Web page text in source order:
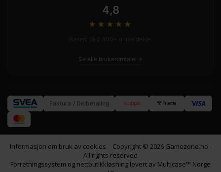
4,8
★★★★ ★
Se alle brukeromtaler
Faktura / Delbetaling
Informasjon om bruk av cookies
Copyright © 2026 Gamezone.no -
All rights reserved
Forretningssystem og nettbutikkløsning levert av Multicase™ Norge